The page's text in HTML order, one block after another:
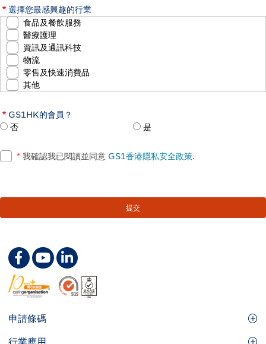
選擇您最感興趣的行業
食品及餐飲服務
醫療護理
資訊及通訊科技
物流
零售及快速消費品
其他
GS1HK的會員？
否
是
* 我確認我已閱讀並同意 GS1香港隱私安全政策.
Footer
Site
申請條碼
GS1條碼